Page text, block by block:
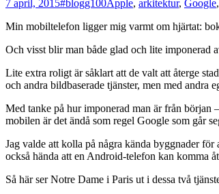
7 april, 2015#blogg100Apple, arkitektur, Google,
Min mobiltelefon ligger mig varmt om hjärtat:
Och visst blir man både glad och lite imponerad
Lite extra roligt är såklart att de valt att återge
och andra bildbaserade tjänster, men med andra
Med tanke på hur imponerad man är från början
mobilen är det ändå som regel Google som går
Jag valde att kolla på några kända byggnader
också hända att en Android-telefon kan komma
Så här ser Notre Dame i Paris ut i dessa två